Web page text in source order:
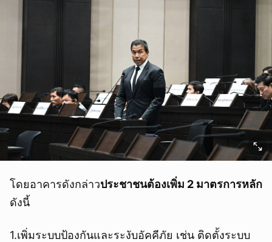
โดยอาคารดังกล่าวประชาชนต้องเพิ่ม 2 มาตรการหลัก
ดังนี้
1.เพิ่มระบบป้องกันและระงับอัคคีภัย เช่น ติดตั้งระบบ